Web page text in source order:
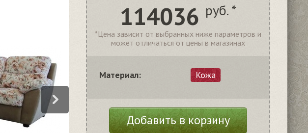
114036 руб. *
*Цена зависит от выбранных ниже параметров и
может отличаться от цены в магазинах
Материал: Кожа
Добавить в корзину